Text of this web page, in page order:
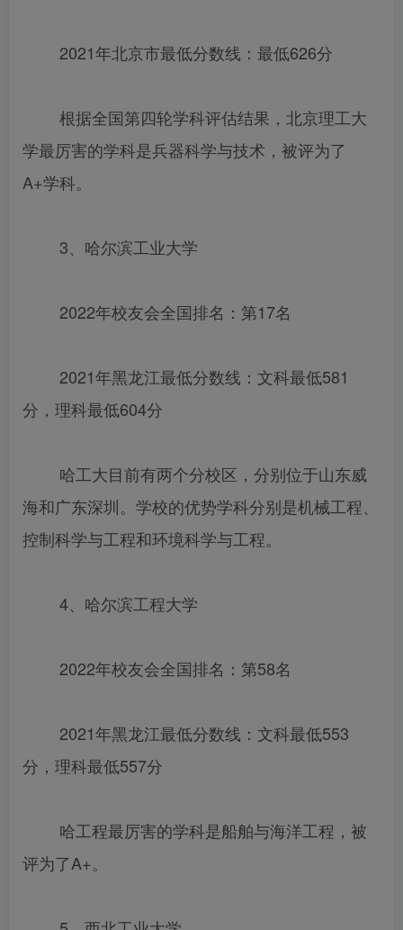
2021年北京市最低分数线：最低626分
根据全国第四轮学科评估结果，北京理工大
学最厉害的学科是兵器科学与技术，被评为了
A+学科。
3、哈尔滨工业大学
2022年校友会全国排名：第17名
2021年黑龙江最低分数线：文科最低581
分，理科最低604分
哈工大目前有两个分校区，分别位于山东威
海和广东深圳。学校的优势学科分别是机械工程、
控制科学与工程和环境科学与工程。
4、哈尔滨工程大学
2022年校友会全国排名：第58名
2021年黑龙江最低分数线：文科最低553
分，理科最低557分
哈工程最厉害的学科是船舶与海洋工程，被
评为了A+。